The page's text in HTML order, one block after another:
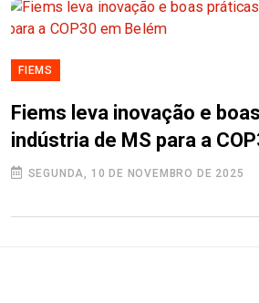
FIEMS
Fiems leva inovação e
indústria de MS para a
SEGUNDA, 10 DE NOVEMBRO DE 2025